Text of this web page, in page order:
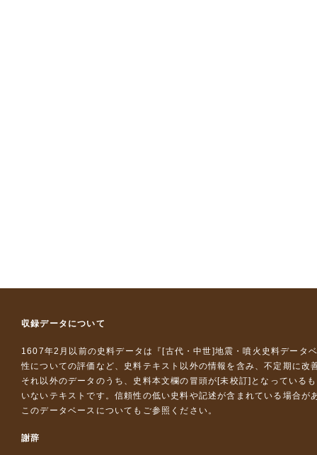
収録データについて
1607年2月以前の史料データは『 [古代・中世]地震・噴火史料データ
性についての評価など、史料テキスト以外の情報を含み、不定期に改
それ以外のデータのうち、史料本文欄の冒頭が[未校訂]となっている
いないテキストです。信頼性の低い史料や記述が含まれている場合が
このデータベースについて もご参照ください。
謝辞